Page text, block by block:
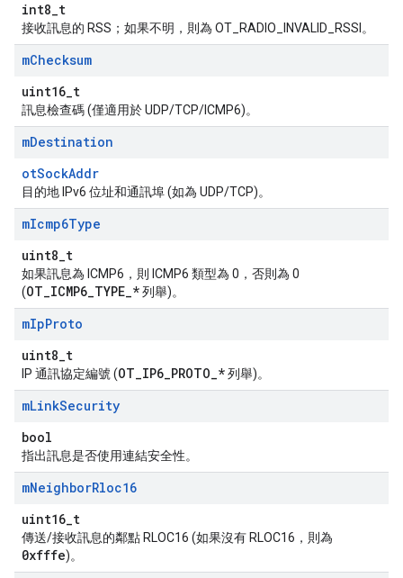
int8_t
接收訊息的 RSS；如果不明，則為 OT_RADIO_INVALID_RSSI。
mChecksum
uint16_t
訊息檢查碼 (僅適用於 UDP/TCP/ICMP6)。
mDestination
otSockAddr
目的地 IPv6 位址和通訊埠 (如為 UDP/TCP)。
mIcmp6Type
uint8_t
如果訊息為 ICMP6，則 ICMP6 類型為 0，否則為 0
(OT_ICMP6_TYPE_*列舉)。
mIpProto
uint8_t
IP 通訊協定編號 (OT_IP6_PROTO_*列舉)。
mLinkSecurity
bool
指出訊息是否使用連結安全性。
mNeighborRloc16
uint16_t
傳送/接收訊息的鄰點 RLOC16 (如果沒有 RLOC16，則為
0xfffe)。